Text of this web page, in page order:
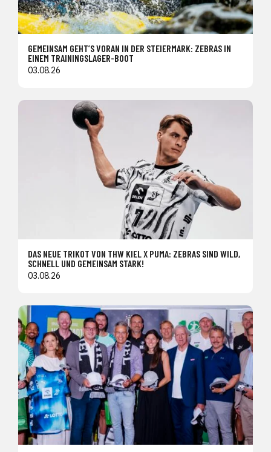
GEMEINSAM GEHT’S VORAN IN DER STEIERMARK: ZEBRAS IN
EINEM TRAININGSLAGER-BOOT
03.08.26
DAS NEUE TRIKOT VON THW KIEL X PUMA: ZEBRAS SIND WILD,
SCHNELL UND GEMEINSAM STARK!
03.08.26